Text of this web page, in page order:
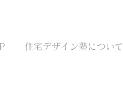
住宅デザイン塾について